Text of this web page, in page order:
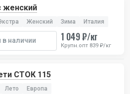
женский
Женский Зима Италия
наличии 1 049 ₽/кг
Крупн.опт 839 ₽/кг
СТОК 115
Лето Европа